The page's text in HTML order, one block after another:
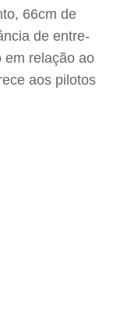
66cm de
de entre-
em relação ao
aos pilotos